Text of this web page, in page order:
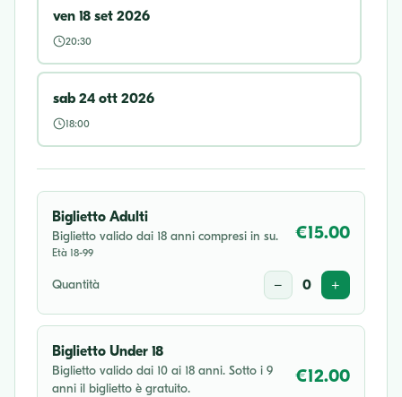
ven 18 set 2026
20:30
sab 24 ott 2026
18:00
Biglietto Adulti
Biglietto valido dai 18 anni compresi in su.
Età 18-99
€15.00
Quantità − 0 +
Biglietto Under 18
Biglietto valido dai 10 ai 18 anni. Sotto i 9
anni il biglietto è gratuito.
€12.00